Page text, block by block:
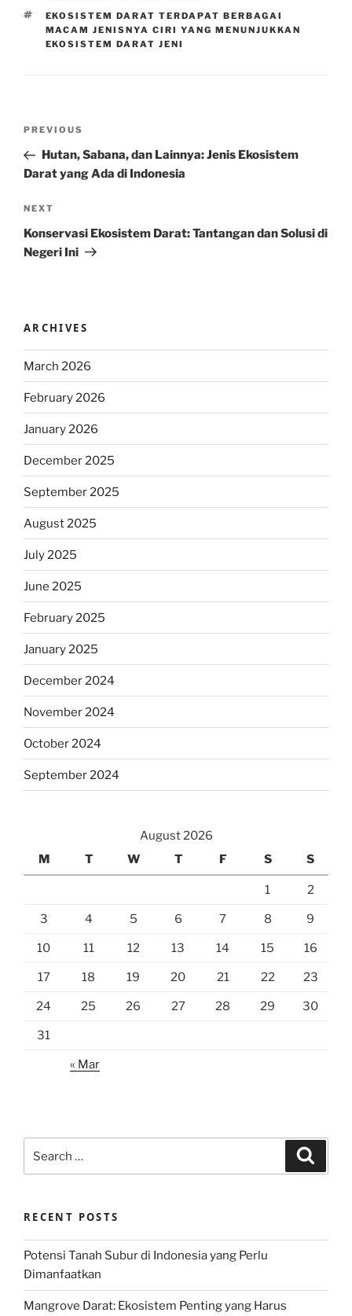
TAGS
EKOSISTEM DARAT TERDAPAT BERBAGAI
MACAM JENISNYA CIRI YANG MENUNJUKKAN
EKOSISTEM DARAT JENI
Previous
Post
PREVIOUS
Hutan, Sabana, dan Lainnya: Jenis Ekosistem
Darat yang Ada di Indonesia
Next
Post
NEXT
Konservasi Ekosistem Darat: Tantangan dan Solusi di
Negeri Ini
ARCHIVES
March 2026
February 2026
January 2026
December 2025
September 2025
August 2025
July 2025
June 2025
February 2025
January 2025
December 2024
November 2024
October 2024
September 2024
August 2026
M
T W T F S S
1 2
3 4 5 6 7 8 9
10 11 12 13 14 15 16
17 18 19 20 21 22 23
24 25 26 27 28 29 30
31
« Mar
for:
RECENT POSTS
Potensi Tanah Subur di Indonesia yang Perlu
Dimanfaatkan
Mangrove Darat: Ekosistem Penting yang Harus